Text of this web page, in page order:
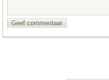
Geef commentaar